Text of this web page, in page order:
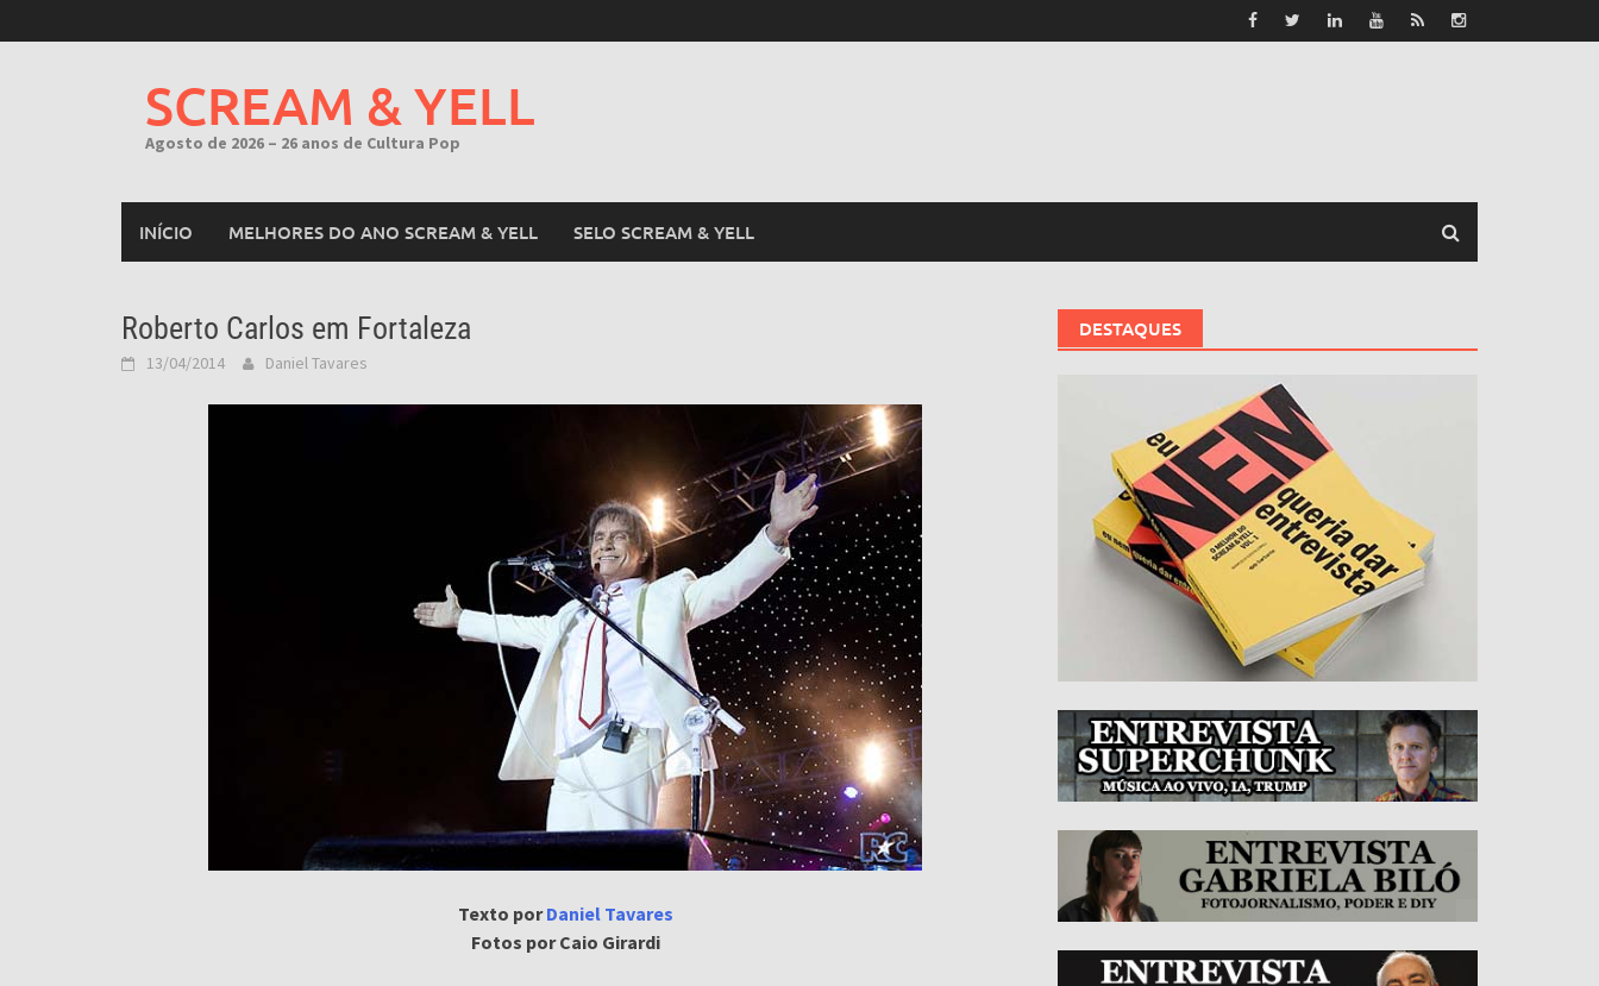
to
SCREAM & YELL
Agosto de 2026 – 26 anos de Cultura Pop
INÍCIO MELHORES DO ANO SCREAM & YELL SELO SCREAM & YELL
Roberto Carlos em Fortaleza
13/04/2014 Daniel Tavares
Texto porDaniel Tavares
Fotos por Caio Girardi
DESTAQUES